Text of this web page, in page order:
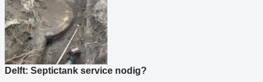
Delft: Septictank service nodig?